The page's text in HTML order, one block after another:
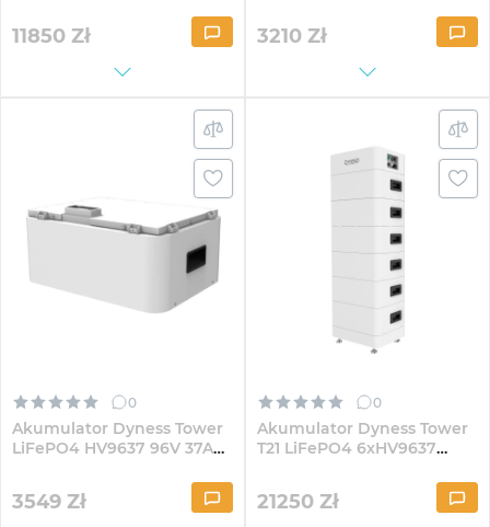
11850 Zł 3210 Zł
0
Akumulator Dyness Tower
LiFePO4 HV9637 96V 37Ah
3549 Zł
0
Akumulator Dyness Tower
T21 LiFePO4 6xHV9637
21250 Zł